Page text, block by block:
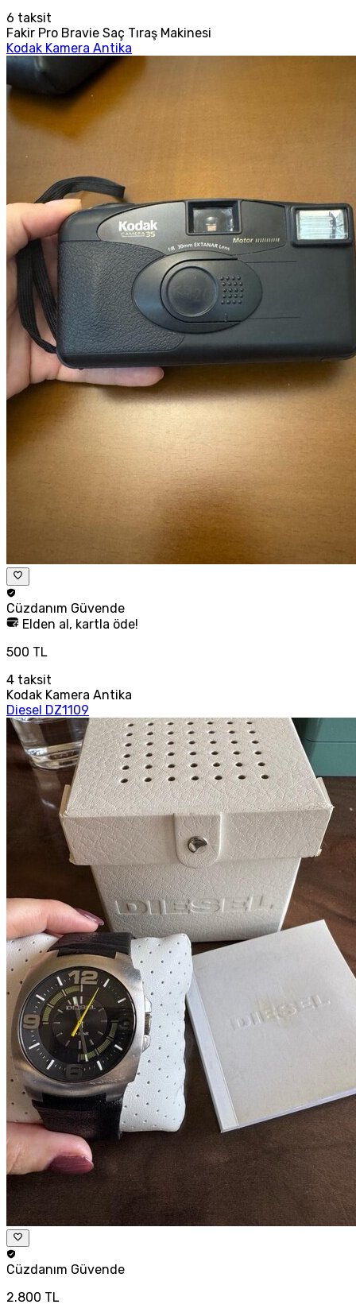
6 taksit
Fakir Pro Bravie Saç Tıraş Makinesi
Kodak Kamera Antika
Cüzdanım Güvende
Elden al, kartla öde!
500 TL
4 taksit
Kodak Kamera Antika
Diesel DZ1109
Cüzdanım Güvende
2.800 TL